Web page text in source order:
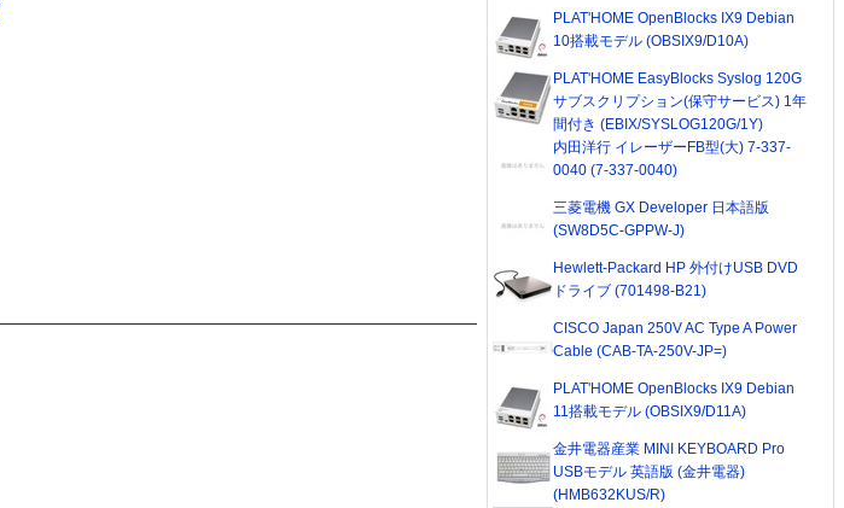
PLAT'HOME OpenBlocks IX9 Debian
10搭載モデル (OBSIX9/D10A)
PLAT'HOME EasyBlocks Syslog 120G
サブスクリプション(保守サービス) 1年
間付き (EBIX/SYSLOG120G/1Y)
内田洋行 イレーザーFB型(大) 7-337-
0040 (7-337-0040)
三菱電機 GX Developer 日本語版
(SW8D5C-GPPW-J)
Hewlett-Packard HP 外付けUSB DVD
ドライブ (701498-B21)
CISCO Japan 250V AC Type A Power
Cable (CAB-TA-250V-JP=)
PLAT'HOME OpenBlocks IX9 Debian
11搭載モデル (OBSIX9/D11A)
金井電器産業 MINI KEYBOARD Pro
USBモデル 英語版 (金井電器)
(HMB632KUS/R)